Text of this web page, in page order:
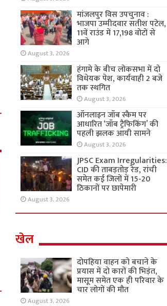
मांजलपुर विस उपचुनाव :
भाजपा उम्मीदवार सतीश पटेल,
11वें राउंड में 17,198 वोटों से
आगे
August 3, 2026
हंगामे के बीच लोकसभा में दो
विधेयक पेश, कार्यवाही 2 बजे
तक स्थगित
August 3, 2026
ऑनलाइन जॉब स्कैम पर
आधारित ‘जॉब ट्रैफिकिंग’ की
पहली झलक आयी सामने
August 3, 2026
JPSC Exam Irregularities:
CID की ताबड़तोड़ रेड, रांची
समेत कई जिलों में 15-20
ठिकानों पर छापेमारी
August 3, 2026
खेल
दोपहिया वाहन को बचाने के
प्रयास में दो कारों की भिड़ंत,
मासूम समेत एक ही परिवार के
चार लोगों की मौत
August 3, 2026